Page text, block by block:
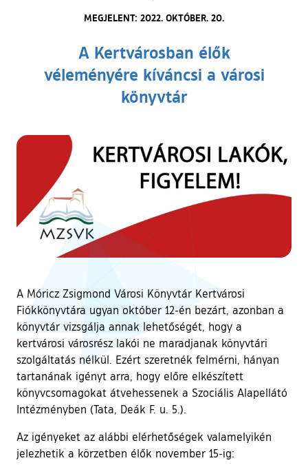
MEGJELENT: 2022. OKTÓBER. 20.
A Kertvárosban élők
véleményére kíváncsi a városi
könyvtár
A Móricz Zsigmond Városi Könyvtár Kertvárosi
Fiókkönyvtára ugyan október 12-én bezárt, azonban a
könyvtár vizsgálja annak lehetőségét, hogy a
kertvárosi városrész lakói ne maradjanak könyvtári
szolgáltatás nélkül. Ezért szeretnék felmérni, hányan
tartanának igényt arra, hogy előre elkészített
könyvcsomagokat átvehessenek a Szociális Alapellátó
Intézményben (Tata, Deák F. u. 5.).
Az igényeket az alábbi elérhetőségek valamelyikén
jelezhetik a körzetben élők november 15-ig: